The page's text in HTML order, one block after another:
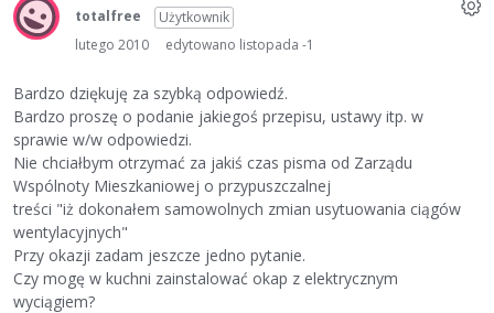
totalfree
Użytkownik
lutego 2010
edytowano listopada -1
Bardzo dziękuję za szybką odpowiedź.
Bardzo proszę o podanie jakiegoś przepisu, ustawy itp. w
sprawie w/w odpowiedzi.
Nie chciałbym otrzymać za jakiś czas pisma od Zarządu
Wspólnoty Mieszkaniowej o przypuszczalnej
treści "iż dokonałem samowolnych zmian usytuowania ciągów
wentylacyjnych"
Przy okazji zadam jeszcze jedno pytanie.
Czy mogę w kuchni zainstalować okap z elektrycznym
wyciągiem?